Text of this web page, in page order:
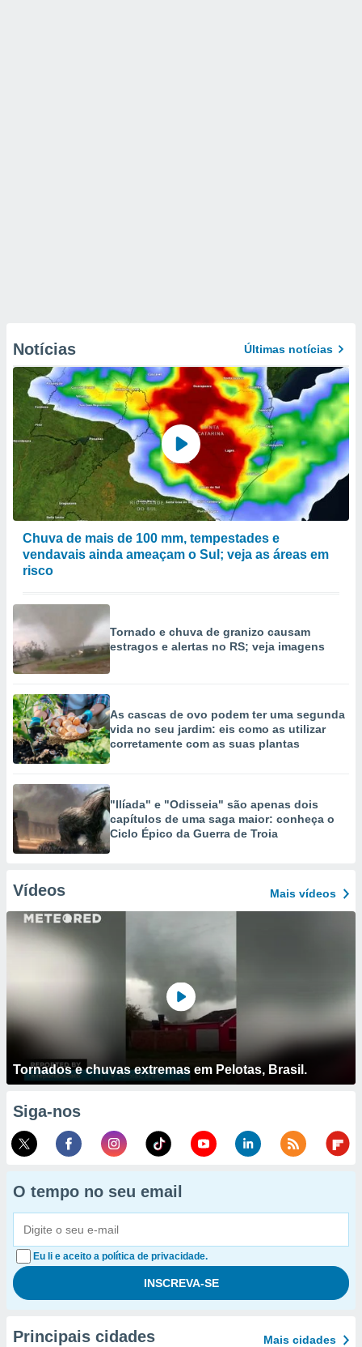
Notícias Últimas notícias
Chuva de mais de 100 mm, tempestades e
vendavais ainda ameaçam o Sul; veja as áreas em
risco
Tornado e chuva de granizo causam
estragos e alertas no RS; veja imagens
As cascas de ovo podem ter uma segunda
vida no seu jardim: eis como as utilizar
corretamente com as suas plantas
"Ilíada" e "Odisseia" são apenas dois
capítulos de uma saga maior: conheça o
Ciclo Épico da Guerra de Troia
Vídeos Mais vídeos
Tornados e chuvas extremas em Pelotas, Brasil.
Siga-nos
O tempo no seu email
Eu li e aceito a política de privacidade.
Principais cidades Mais cidades